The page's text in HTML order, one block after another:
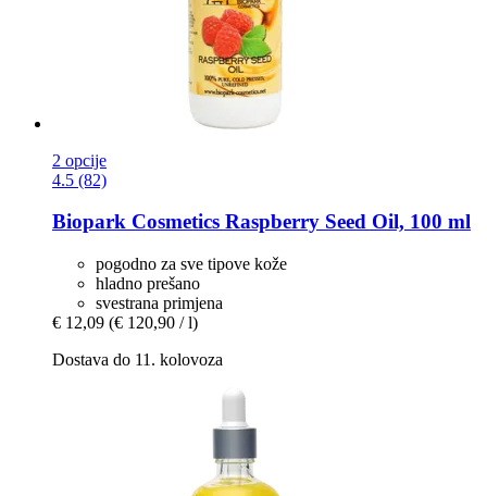
2 opcije
4.5 (82)
Biopark Cosmetics Raspberry Seed Oil, 100 ml
pogodno za sve tipove kože
hladno prešano
svestrana primjena
€ 12,09 (€ 120,90 / l)
Dostava do 11. kolovoza